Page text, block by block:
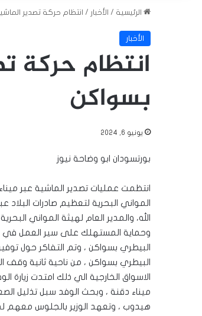
الرئيسية / الأخبار / انتظام حركة تصدير
الأخبار
انتظام حركة
بسواكن
يونيو 6, 2024
بورتسودان ابو وضاحة نيوز
انتظمت عمليات تصدير الماشية عبر
المواني البحرية لتعظيم صادرات
الله، والمدير العام لهيثة المواني
وحماية المستهلك على سير العمل في
البيطري بسواكن ، وتم التفاكر حول
البيطري بسواكن ، من ناحية ثانية وقف
الاسواق الخارجية الي ذلك امتدت زيارة
ميناء دقنة ، وبحث الوفد سبل تذليل
هيدوب ، وتعهد الوزير بالجلوس معهم